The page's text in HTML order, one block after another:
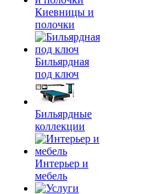
Киевницы и
полочки
Бильярдная
под ключ
Бильярдные
коллекции
Интерьер и
мебель